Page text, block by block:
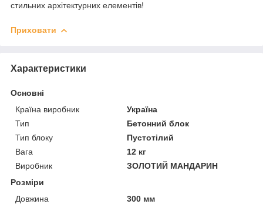
стильних архітектурних елементів!
Приховати
Характеристики
Основні
Країна виробник
Україна
Тип
Бетонний блок
Тип блоку
Пустотілий
Вага
12 кг
Виробник
ЗОЛОТИЙ МАНДАРИН
Розміри
Довжина
300 мм